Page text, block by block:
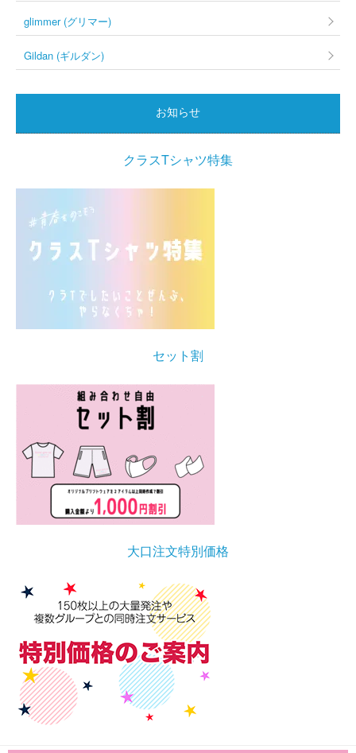
glimmer (グリマー)
Gildan (ギルダン)
お知らせ
クラスTシャツ特集
セット割
大口注文特別価格